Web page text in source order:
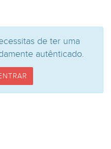
de ter uma
autênticado.